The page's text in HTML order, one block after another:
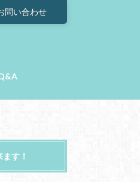
問い合わせ
す！